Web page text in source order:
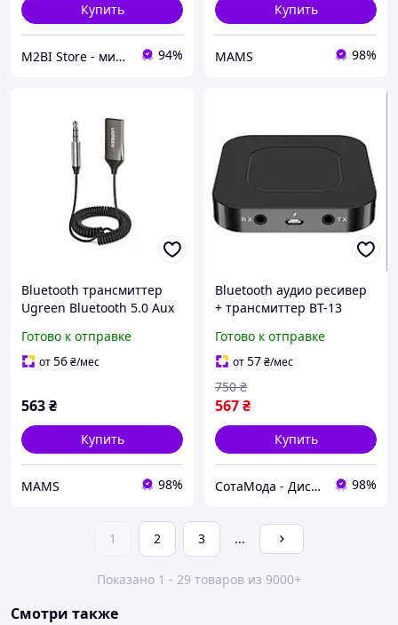
Купить
M2BI Store - мир техники и аксессуаров 94%
Купить
MAMS 98%
Bluetooth трансмиттер
Ugreen Bluetooth 5.0 Aux
Black (70601) (x622963)
Готово к отправке
от56₴/мес
563₴
Купить
MAMS 98%
Bluetooth аудио ресивер
+ трансмиттер BT-13
аккумулятор) черный
Готово к отправке
от57₴/мес
567₴
750 ₴
Купить
СотаМода - Дискаунтер аксессуаров 98%
1 2 3 ...
Показано 1 - 29 товаров из 9000+
Смотри также